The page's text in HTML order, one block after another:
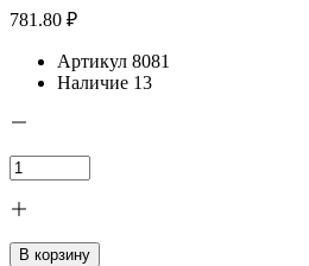
781.80 ₽
Артикул 8081
Наличие 13
В корзину